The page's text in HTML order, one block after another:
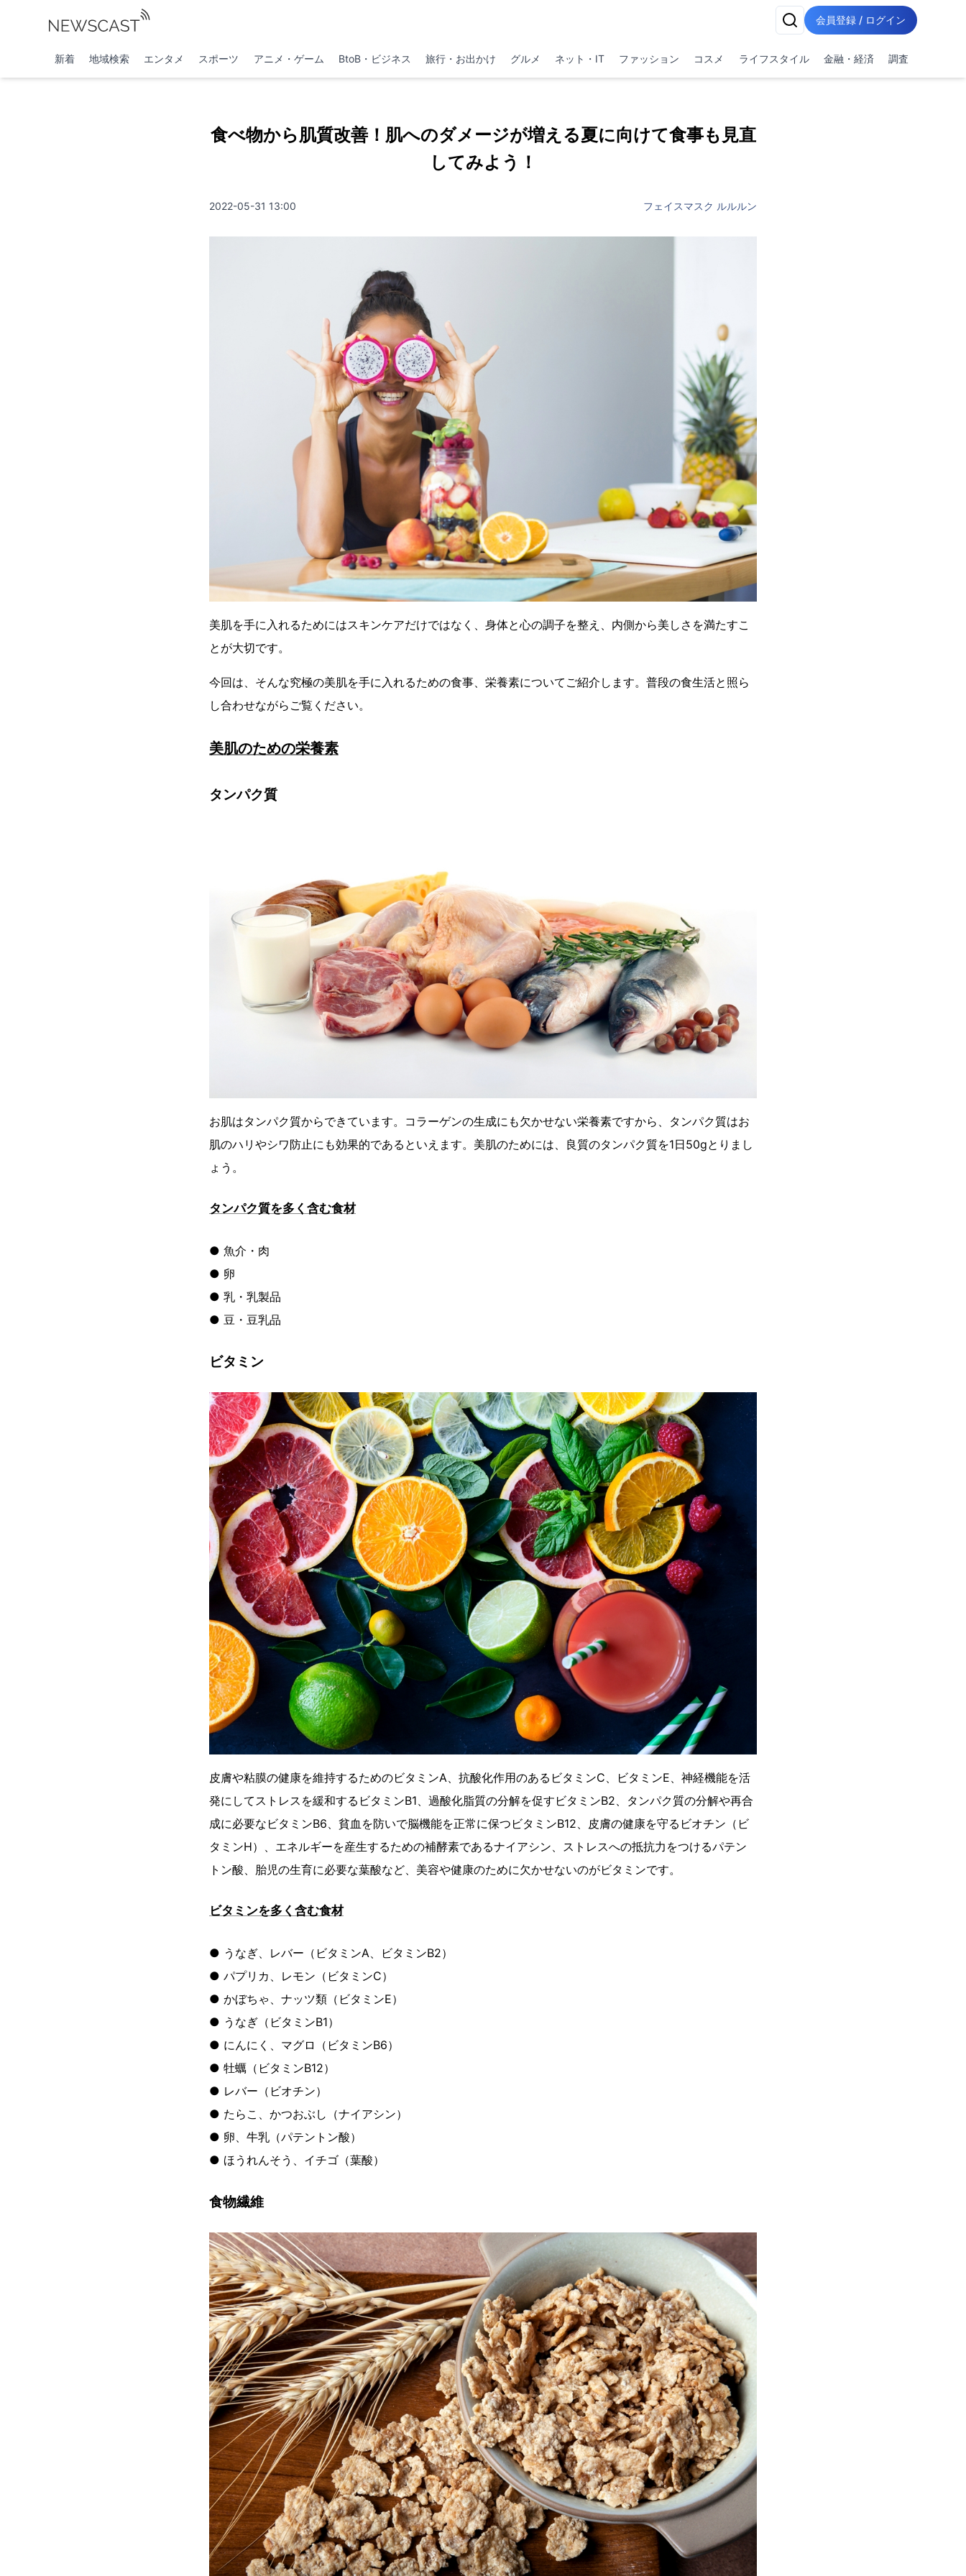
会員登録 / ログイン
新着 地域検索 エンタメ スポーツ アニメ・ゲーム BtoB・ビジネス 旅行・お出かけ グルメ ネット・IT ファッション コスメ ライフスタイル 金融・経済 調査
食べ物から肌質改善！肌へのダメージが増える夏に向けて食事も見直
してみよう！
2022-05-31 13:00 フェイスマスク ルルルン
美肌を手に入れるためにはスキンケアだけではなく、身体と心の調子を整え、内側から美しさを満たすこ
とが大切です。
今回は、そんな究極の美肌を手に入れるための食事、栄養素についてご紹介します。普段の食生活と照ら
し合わせながらご覧ください。
美肌のための栄養素
タンパク質
お肌はタンパク質からできています。コラーゲンの生成にも欠かせない栄養素ですから、タンパク質はお
肌のハリやシワ防止にも効果的であるといえます。美肌のためには、良質のタンパク質を1日50gとりまし
ょう。
タンパク質を多く含む食材
● 魚介・肉
● 卵
● 乳・乳製品
● 豆・豆乳品
ビタミン
皮膚や粘膜の健康を維持するためのビタミンA、抗酸化作用のあるビタミンC、ビタミンE、神経機能を活
発にしてストレスを緩和するビタミンB1、過酸化脂質の分解を促すビタミンB2、タンパク質の分解や再合
成に必要なビタミンB6、貧血を防いで脳機能を正常に保つビタミンB12、皮膚の健康を守るビオチン（ビ
タミンH）、エネルギーを産生するための補酵素であるナイアシン、ストレスへの抵抗力をつけるパテン
トン酸、胎児の生育に必要な葉酸など、美容や健康のために欠かせないのがビタミンです。
ビタミンを多く含む食材
● うなぎ、レバー（ビタミンA、ビタミンB2）
● パプリカ、レモン（ビタミンC）
● かぼちゃ、ナッツ類（ビタミンE）
● うなぎ（ビタミンB1）
● にんにく、マグロ（ビタミンB6）
● 牡蠣（ビタミンB12）
● レバー（ビオチン）
● たらこ、かつおぶし（ナイアシン）
● 卵、牛乳（パテントン酸）
● ほうれんそう、イチゴ（葉酸）
食物繊維